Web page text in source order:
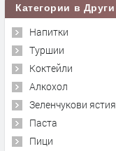
Категории в Други
Напитки
Туршии
Коктейли
Алкохол
Зеленчукови ястия
Паста
Пици